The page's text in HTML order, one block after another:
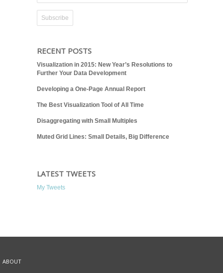
RECENT POSTS
Visualization in 2015: New Year’s Resolutions to
Further Your Data Development
Developing a One-Page Annual Report
The Best Visualization Tool of All Time
Disaggregating with Small Multiples
Muted Grid Lines: Small Details, Big Difference
LATEST TWEETS
My Tweets
ABOUT